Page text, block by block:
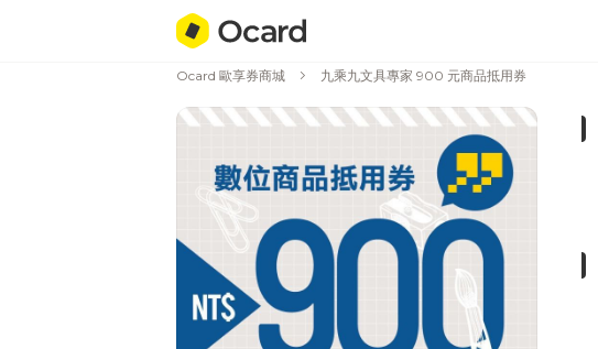
Ocard 歐享券商城 chevron_right 九乘九文具專家 900 元商品抵用券